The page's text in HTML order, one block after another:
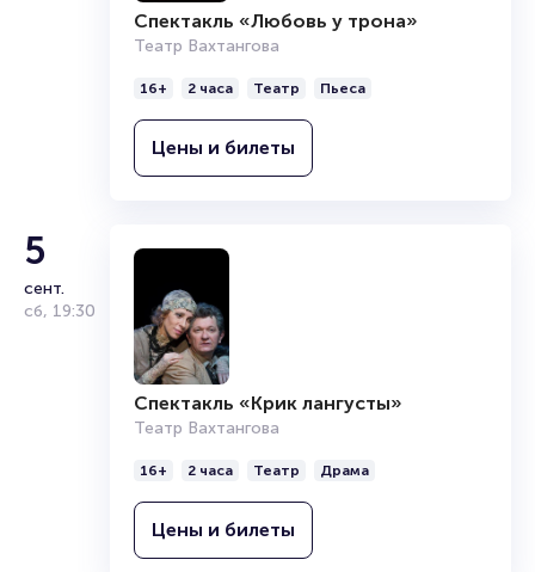
Спектакль «Любовь у трона»
Театр Вахтангова
16+ 2 часа Театр Пьеса
Цены и билеты
5
сент.
сб, 19:30
Спектакль «Крик лангусты»
Театр Вахтангова
16+ 2 часа Театр Драма
Цены и билеты